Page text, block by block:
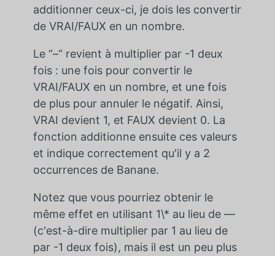
additionner ceux-ci, je dois les convertir
de VRAI/FAUX en un nombre.
Le “–“ revient à multiplier par -1 deux
fois : une fois pour convertir le
VRAI/FAUX en un nombre, et une fois
de plus pour annuler le négatif. Ainsi,
VRAI devient 1, et FAUX devient 0. La
fonction additionne ensuite ces valeurs
et indique correctement qu'il y a 2
occurrences de Banane.
Notez que vous pourriez obtenir le
même effet en utilisant 1\* au lieu de —
(c'est-à-dire multiplier par 1 au lieu de
par -1 deux fois), mais il est un peu plus